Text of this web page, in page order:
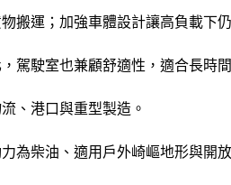
搬運；加強車體設計讓高負載下
駕駛室也兼顧舒適性，適合長時
、港口與重型製造。
為柴油、適用戶外崎嶇地形與開